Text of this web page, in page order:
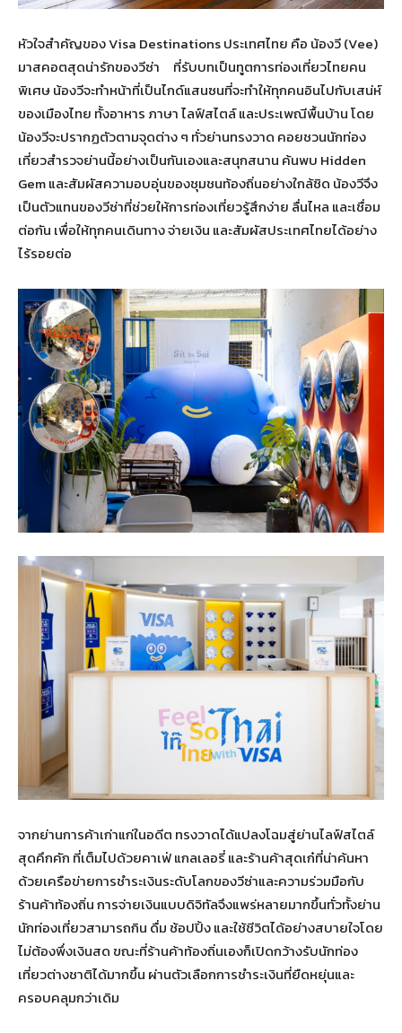
หัวใจสำคัญของ Visa Destinations ประเทศไทย คือ น้องวี (Vee)
มาสคอตสุดน่ารักของวีซ่า ที่รับบทเป็นทูตการท่องเที่ยวไทยคน
พิเศษ น้องวีจะทำหน้าที่เป็นไกด์แสนซนที่จะทำให้ทุกคนอินไปกับเสน่ห์
ของเมืองไทย ทั้งอาหาร ภาษา ไลฟ์สไตล์ และประเพณีพื้นบ้าน โดย
น้องวีจะปรากฏตัวตามจุดต่าง ๆ ทั่วย่านทรงวาด คอยชวนนักท่อง
เที่ยวสำรวจย่านนี้อย่างเป็นกันเองและสนุกสนาน ค้นพบ Hidden
Gem และสัมผัสความอบอุ่นของชุมชนท้องถิ่นอย่างใกล้ชิด น้องวีจึง
เป็นตัวแทนของวีซ่าที่ช่วยให้การท่องเที่ยวรู้สึกง่าย ลื่นไหล และเชื่อม
ต่อกัน เพื่อให้ทุกคนเดินทาง จ่ายเงิน และสัมผัสประเทศไทยได้อย่าง
ไร้รอยต่อ
จากย่านการค้าเก่าแก่ในอดีต ทรงวาดได้แปลงโฉมสู่ย่านไลฟ์สไตล์
สุดคึกคัก ที่เต็มไปด้วยคาเฟ่ แกลเลอรี่ และร้านค้าสุดเก๋ที่น่าค้นหา
ด้วยเครือข่ายการชำระเงินระดับโลกของวีซ่าและความร่วมมือกับ
ร้านค้าท้องถิ่น การจ่ายเงินแบบดิจิทัลจึงแพร่หลายมากขึ้นทั่วทั้งย่าน
นักท่องเที่ยวสามารถกิน ดื่ม ช้อปปิ้ง และใช้ชีวิตได้อย่างสบายใจโดย
ไม่ต้องพึ่งเงินสด ขณะที่ร้านค้าท้องถิ่นเองก็เปิดกว้างรับนักท่อง
เที่ยวต่างชาติได้มากขึ้น ผ่านตัวเลือกการชำระเงินที่ยืดหยุ่นและ
ครอบคลุมกว่าเดิม